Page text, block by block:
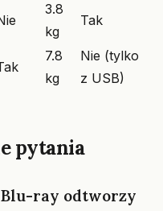
3.8
kg
Tak
7.8
kg
Nie (tylko
z USB)
pytania
ray odtworzy